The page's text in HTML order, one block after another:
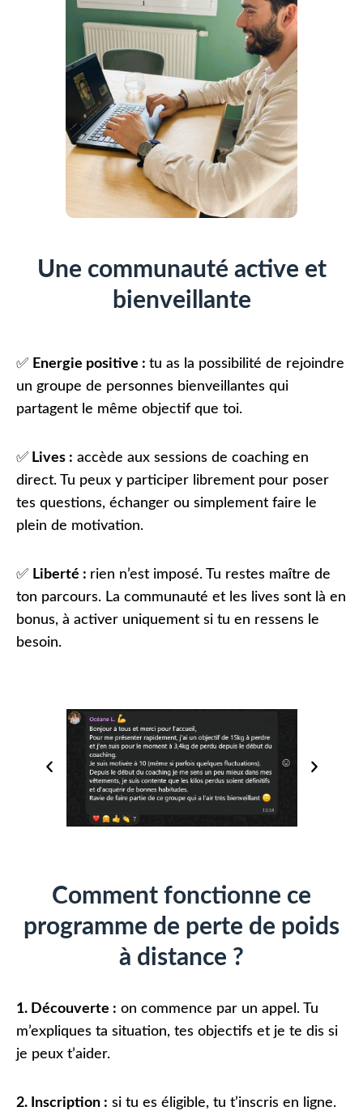
Une communauté active et
bienveillante
✅ Energie positive : tu as la possibilité de rejoindre
un groupe de personnes bienveillantes qui
partagent le même objectif que toi.
✅ Lives : accède aux sessions de coaching en
direct. Tu peux y participer librement pour poser
tes questions, échanger ou simplement faire le
plein de motivation.
✅ Liberté : rien n’est imposé. Tu restes maître de
ton parcours. La communauté et les lives sont là en
bonus, à activer uniquement si tu en ressens le
besoin.
Comment fonctionne ce
programme de perte de poids
à distance ?
1. Découverte : on commence par un appel. Tu
m’expliques ta situation, tes objectifs et je te dis si
je peux t’aider.
2. Inscription : si tu es éligible, tu t’inscris en ligne.